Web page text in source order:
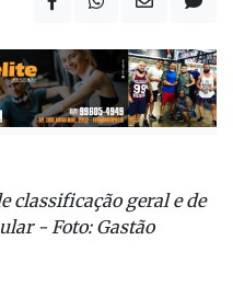
geral e de
- Foto: Gastão